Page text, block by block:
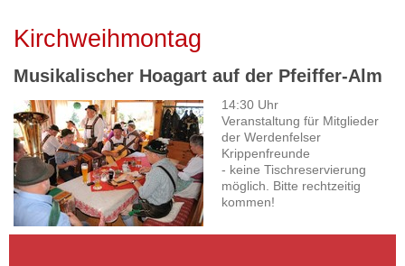
Kirchweihmontag
Musikalischer Hoagart auf der Pfeiffer-Alm
14:30 Uhr
Veranstaltung für Mitglieder
der Werdenfelser
Krippenfreunde
- keine Tischreservierung
möglich. Bitte rechtzeitig
kommen!